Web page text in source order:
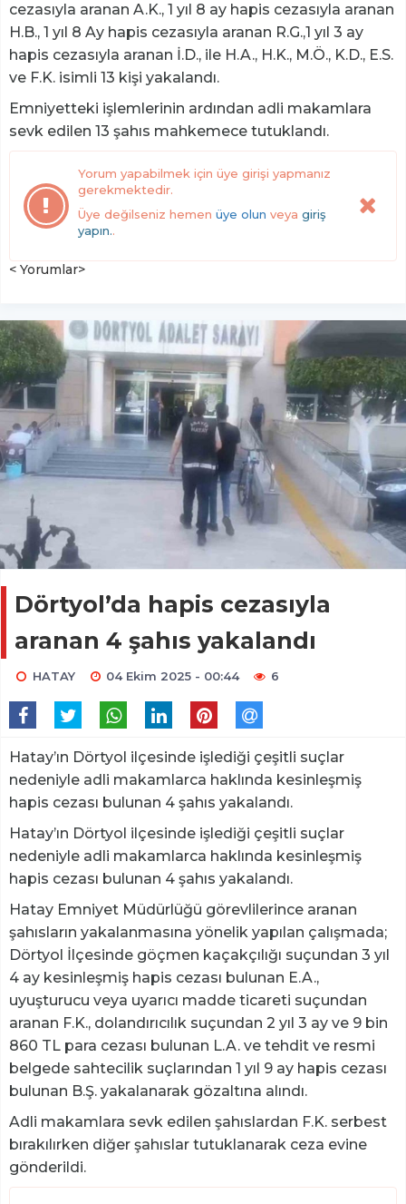
cezasıyla aranan A.K., 1 yıl 8 ay hapis cezasıyla aranan
H.B., 1 yıl 8 Ay hapis cezasıyla aranan R.G.,1 yıl 3 ay
hapis cezasıyla aranan İ.D., ile H.A., H.K., M.Ö., K.D., E.S.
ve F.K. isimli 13 kişi yakalandı.
Emniyetteki işlemlerinin ardından adli makamlara
sevk edilen 13 şahıs mahkemece tutuklandı.
Yorum yapabilmek için üye girişi yapmanız
gerekmektedir.
Üye değilseniz hemen üye olun veya giriş
yapın..
< Yorumlar>
Dörtyol’da hapis cezasıyla
aranan 4 şahıs yakalandı
HATAY 04 Ekim 2025 - 00:44 6
Hatay’ın Dörtyol ilçesinde işlediği çeşitli suçlar
nedeniyle adli makamlarca haklında kesinleşmiş
hapis cezası bulunan 4 şahıs yakalandı.
Hatay’ın Dörtyol ilçesinde işlediği çeşitli suçlar
nedeniyle adli makamlarca haklında kesinleşmiş
hapis cezası bulunan 4 şahıs yakalandı.
Hatay Emniyet Müdürlüğü görevlilerince aranan
şahısların yakalanmasına yönelik yapılan çalışmada;
Dörtyol İlçesinde göçmen kaçakçılığı suçundan 3 yıl
4 ay kesinleşmiş hapis cezası bulunan E.A.,
uyuşturucu veya uyarıcı madde ticareti suçundan
aranan F.K., dolandırıcılık suçundan 2 yıl 3 ay ve 9 bin
860 TL para cezası bulunan L.A. ve tehdit ve resmi
belgede sahtecilik suçlarından 1 yıl 9 ay hapis cezası
bulunan B.Ş. yakalanarak gözaltına alındı.
Adli makamlara sevk edilen şahıslardan F.K. serbest
bırakılırken diğer şahıslar tutuklanarak ceza evine
gönderildi.